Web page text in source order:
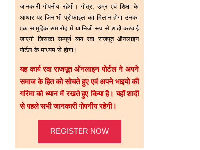
जानकारी गोपनीय रहेगी। गोत्र, उम्र एवं शिक्षा के
आधार पर जिन भी प्रोफाइल का मिलान होगा उनका
एक सामूहिक समारोह में या निजी रूप से शादी करवाई
जाएगी जिसका सम्पूर्ण व्यय रवा राजपूत ऑनलाइन
पोर्टल के माध्यम से होगा।
यह कार्य रवा राजपूत ऑनलाइन पोर्टल ने अपने
समाज के हित को सोचते हुए एवं अपने भाइयो की
गरिमा को ध्यान में रखते हुए किया है। यहाँ शादी
से पहले सभी जानकारी गोपनीय रहेगी।
REGISTER NOW